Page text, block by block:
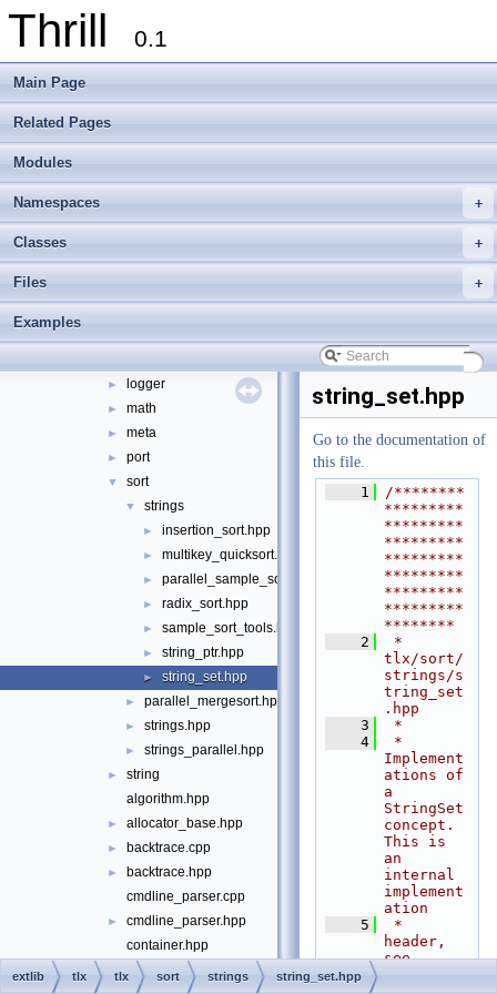
Thrill 0.1
Main Page
Related Pages
Modules
+
Namespaces
+
Classes
+
Files
Examples
► Namespaces
▼ Files
▼ File List
► doc
► examples
▼
▼ tlx
► algorithm
► logger
► math
► meta
► port
▼ sort
▼ strings
► insertion_sort.hpp
► multikey_quicksort.hpp
► parallel_sample_sort.hpp
► radix_sort.hpp
► sample_sort_tools.hpp
► string_ptr.hpp
► string_set.hpp
► parallel_mergesort.hpp
► strings.hpp
► strings_parallel.hpp
►
string
algorithm.hpp
► allocator_base.hpp
► backtrace.cpp
►
backtrace.hpp
cmdline_parser.cpp
►
cmdline_parser.hpp
container.hpp
counting_ptr.hpp
string_set.hpp
Go to the documentation of
this file.
    1
/********
*********
*********
*********
*********
*********
*********
*********
********
    2
*
tlx/sort/
strings/s
tring_set
.hpp
    3
*
    4
*
Implement
ations of
a
StringSet
concept.
This is
an
internal
implement
ation
    5
*
header,
see
extlib tlx tlx sort strings string_set.hpp